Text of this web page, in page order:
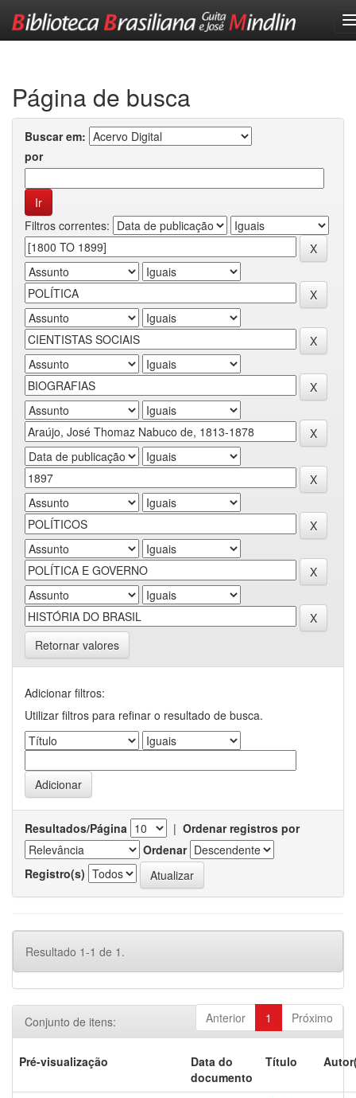
Página de busca
Buscar em:
por
Filtros correntes:
Retornar valores
Adicionar filtros:
Utilizar filtros para refinar o resultado de busca.
Resultados/Página | Ordenar registros por
Ordenar
Registro(s)
Resultado 1-1 de 1.
Anterior 1 Próximo
Conjunto de itens:
Pré-visualização
Data do
documento
Título